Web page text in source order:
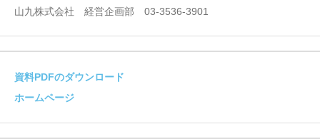
山九株式会社 経営企画部 03-3536-3901
資料PDFのダウンロード
ホームページ